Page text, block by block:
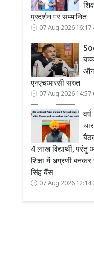
प्रदर्शन पर सम्मानित
07 Aug 2026
एनएचआरसी सख्त
07 Aug 2026
4 लाख विद्यार्थी,
शिक्षा में अग्रणी
सिंह बैंस
07 Aug 2026